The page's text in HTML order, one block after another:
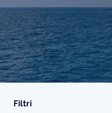
Filtri